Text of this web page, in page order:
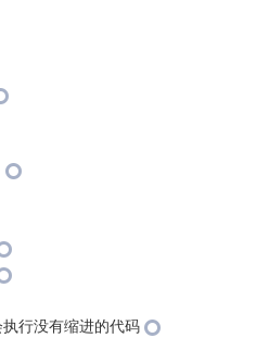
行没有缩进的代码